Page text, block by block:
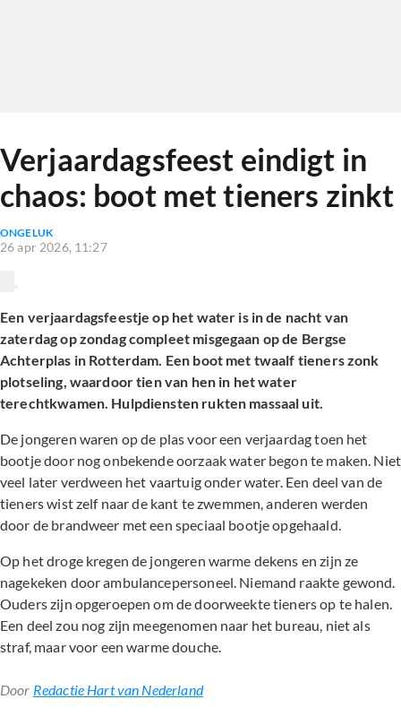
Verjaardagsfeest eindigt in
chaos: boot met tieners zinkt
ONGELUK
26 apr 2026, 11:27
Een verjaardagsfeestje op het water is in de nacht van
zaterdag op zondag compleet misgegaan op de Bergse
Achterplas in Rotterdam. Een boot met twaalf tieners zonk
plotseling, waardoor tien van hen in het water
terechtkwamen. Hulpdiensten rukten massaal uit.
De jongeren waren op de plas voor een verjaardag toen het
bootje door nog onbekende oorzaak water begon te maken. Niet
veel later verdween het vaartuig onder water. Een deel van de
tieners wist zelf naar de kant te zwemmen, anderen werden
door de brandweer met een speciaal bootje opgehaald.
Op het droge kregen de jongeren warme dekens en zijn ze
nagekeken door ambulancepersoneel. Niemand raakte gewond.
Ouders zijn opgeroepen om de doorweekte tieners op te halen.
Een deel zou nog zijn meegenomen naar het bureau, niet als
straf, maar voor een warme douche.
Door Redactie Hart van Nederland